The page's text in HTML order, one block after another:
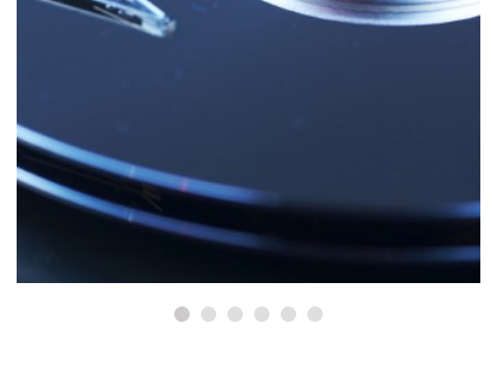
КОРИСНІ ПОРАДИ ТА ОГЛЯДИ
Де купити MacBook? Як
перевірити?